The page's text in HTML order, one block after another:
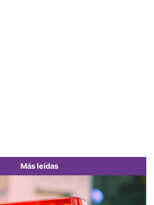
Más leídas